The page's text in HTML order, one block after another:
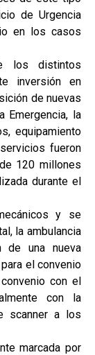
de Urgencia
en los casos
los distintos
inversión en
de nuevas
Emergencia, la
equipamiento
fueron
120 millones
durante el
y se
la ambulancia
de una nueva
el convenio
con el
con la
scanner a los
marcada por